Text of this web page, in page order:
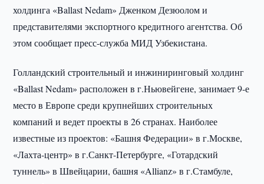
холдинга «Ballast Nedam» Дженком Дезюолом и
представителями экспортного кредитного агентства. Об
этом сообщает пресс-служба МИД Узбекистана.
Голландский строительный и инжиниринговый холдинг
«Ballast Nedam» расположен в г.Ньювейгене, занимает 9-е
место в Европе среди крупнейших строительных
компаний и ведет проекты в 26 странах. Наиболее
известные из проектов: «Башня Федерации» в г.Москве,
«Лахта-центр» в г.Санкт-Петербурге, «Готардский
туннель» в Швейцарии, башня «Allianz» в г.Стамбуле,